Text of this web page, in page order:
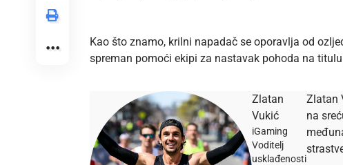
Kao što znamo, krilni napadač se oporavlja od
spreman pomoći ekipi za nastavak pohoda na
Zlatan
Vukić
iGaming
Voditelj
usklađenosti
Zlatan
na